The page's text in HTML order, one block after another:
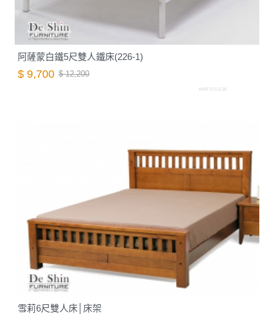
阿薩蒙白鐵5尺雙人鐵床(226-1)
$ 9,700 $ 12,200
A007.571-2.26
雪莉6尺雙人床│床架